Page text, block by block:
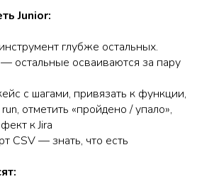
Junior:
глубже остальных.
остальные осваиваются за пару
с шагами, привязать к функции,
отметить «пройдено / упало»,
к Jira
CSV — знать, что есть